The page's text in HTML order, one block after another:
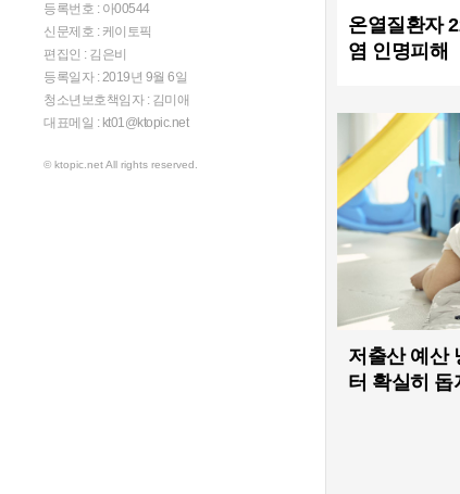
등록번호 : 아00544
신문제호 : 케이토픽
편집인 : 김은비
등록일자 : 2019년 9월 6일
청소년보호책임자 : 김미애
대표메일 : kt01@ktopic.net
© ktopic.net All rights reserved.
온열질환자
염 인명피해
저출산 예산
터 확실히 돕